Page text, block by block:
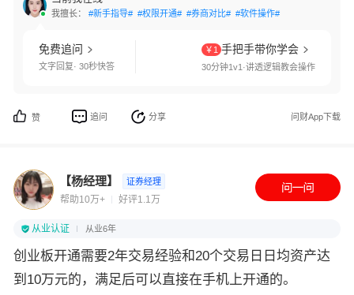
我擅长： #新手指导# #权限开通# #券商对比# #软件操作#
免费追问
文字回复· 30秒快答
￥1 手把手带你学会
30分钟1v1·讲透逻辑教会操作
赞 追问 分享 问财App下载
【杨经理】 证券经理
帮助10万+ 好评1.1万
从业认证 从业6年
创业板开通需要2年交易经验和20个交易日日均资产达
到10万元的，满足后可以直接在手机上开通的。